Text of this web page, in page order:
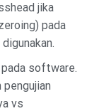
jika
pada
software.
vs